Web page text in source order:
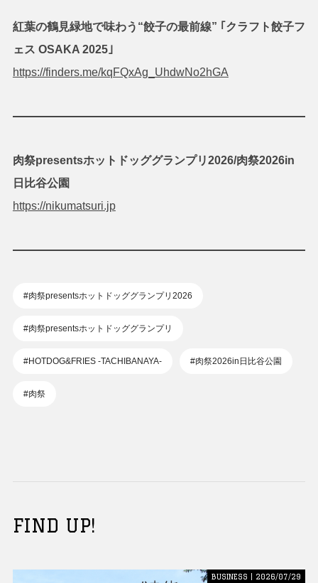
紅葉の鶴見緑地で味わう“餃子の最前線” ｢クラフト餃子フ
ェス OSAKA 2025｣
https://finders.me/kqFQxAg_UhdwNo2hGA
肉祭presentsホットドッググランプリ2026/肉祭2026in
日比谷公園
https://nikumatsuri.jp
#肉祭presentsホットドッググランプリ2026
#肉祭presentsホットドッググランプリ
#HOTDOG&FRIES -TACHIBANAYA- #肉祭2026in日比谷公園
#肉祭
FIND UP!
BUSINESS | 2026/07/29